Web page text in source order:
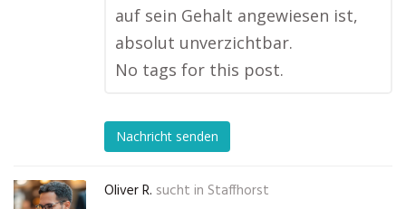
auf sein Gehalt angewiesen ist,
absolut unverzichtbar.
No tags for this post.
Nachricht senden
Oliver R. sucht in Staffhorst